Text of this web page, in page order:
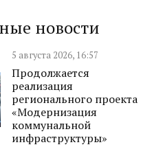
новости
5 августа 2026, 16:57
Продолжается
реализация
регионального проекта
«Модернизация
коммунальной
инфраструктуры»